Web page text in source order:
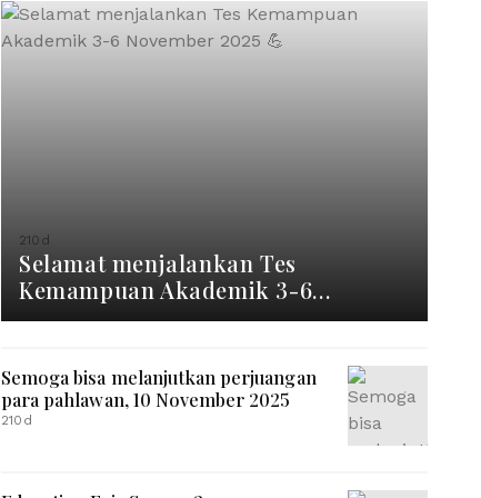
Selamat menjalankan Tes
Kemampuan Akademik 3-6
November 2025 💪
210d
Semoga bisa melanjutkan perjuangan
para pahlawan, 10 November 2025
210d